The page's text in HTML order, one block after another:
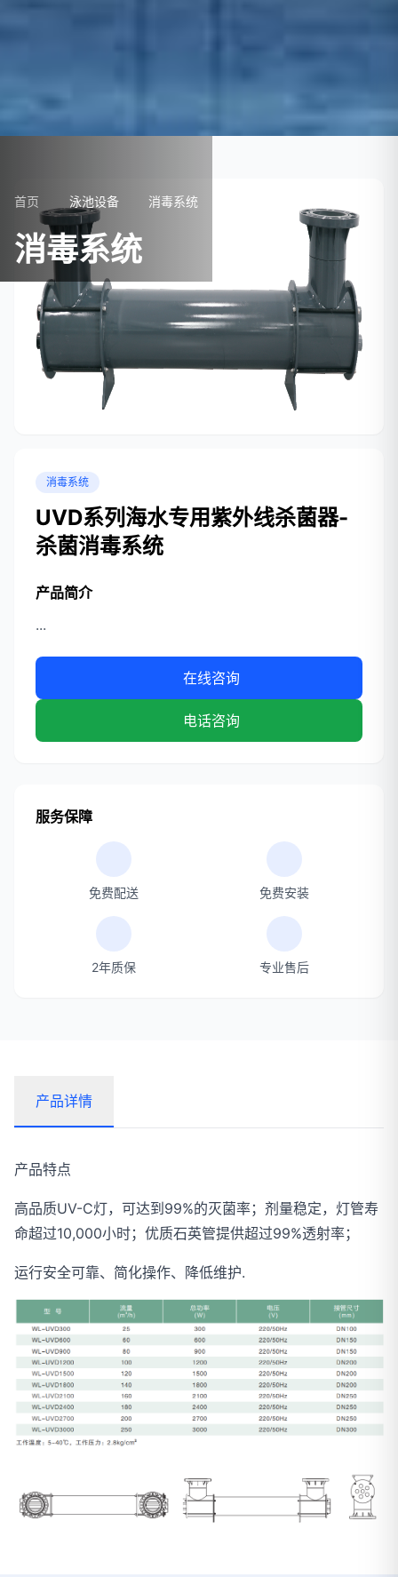
首页 泳池设备 消毒系统
消毒系统
消毒系统
UVD系列海水专用紫外线杀菌器-
杀菌消毒系统
产品简介
...
在线咨询
电话咨询
服务保障
免费配送 免费安装
2年质保 专业售后
产品详情
产品特点
高品质UV-C灯，可达到99%的灭菌率；剂量稳定，灯管寿
命超过10,000小时；优质石英管提供超过99%透射率；
运行安全可靠、简化操作、降低维护.